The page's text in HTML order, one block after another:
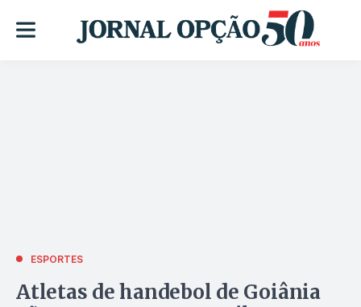
ESPORTES
Atletas de handebol de Goiânia